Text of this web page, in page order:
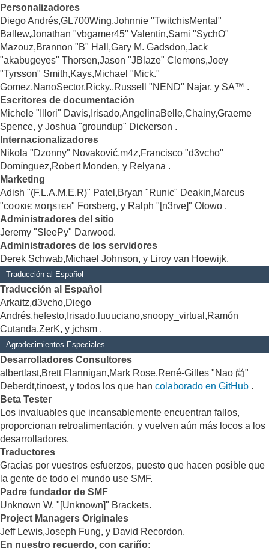
Personalizadores
Diego Andrés,GL700Wing,Johnnie "TwitchisMental"
Ballew,Jonathan "vbgamer45" Valentin,Sami "SychO"
Mazouz,Brannon "B" Hall,Gary M. Gadsdon,Jack
"akabugeyes" Thorsen,Jason "JBlaze" Clemons,Joey
"Tyrsson" Smith,Kays,Michael "Mick."
Gomez,NanoSector,Ricky.,Russell "NEND" Najar, y SA™ .
Escritores de documentación
Michele "Illori" Davis,Irisado,AngelinaBelle,Chainy,Graeme
Spence, y Joshua "groundup" Dickerson .
Internacionalizadores
Nikola "Dzonny" Novaković,m4z,Francisco "d3vcho"
Domínguez,Robert Monden, y Relyana .
Marketing
Adish "(F.L.A.M.E.R)" Patel,Bryan "Runic" Deakin,Marcus
"cσσкιє мσηѕтєя" Forsberg, y Ralph "[n3rve]" Otowo .
Administradores del sitio
Jeremy "SleePy" Darwood.
Administradores de los servidores
Derek Schwab,Michael Johnson, y Liroy van Hoewijk.
Traducción al Español
Traducción al Español
Arkaitz,d3vcho,Diego
Andrés,hefesto,Irisado,luuuciano,snoopy_virtual,Ramón
Cutanda,ZerK, y jchsm .
Agradecimientos Especiales
Desarrolladores Consultores
albertlast,Brett Flannigan,Mark Rose,René-Gilles "Nao 尚"
Deberdt,tinoest, y todos los que han colaborado en GitHub .
Beta Tester
Los invaluables que incansablemente encuentran fallos,
proporcionan retroalimentación, y vuelven aún más locos a los
desarrolladores.
Traductores
Gracias por vuestros esfuerzos, puesto que hacen posible que
la gente de todo el mundo use SMF.
Padre fundador de SMF
Unknown W. "[Unknown]" Brackets.
Project Managers Originales
Jeff Lewis,Joseph Fung, y David Recordon.
En nuestro recuerdo, con cariño: